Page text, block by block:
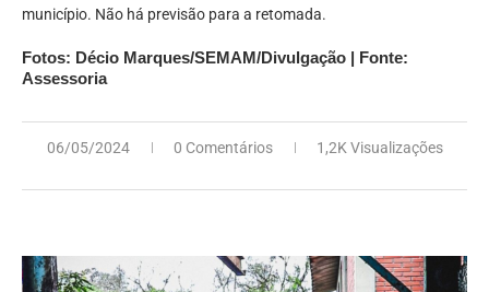
município. Não há previsão para a retomada.
Fotos: Décio Marques/SEMAM/Divulgação | Fonte:
Assessoria
06/05/2024 0 Comentários 1,2K Visualizações